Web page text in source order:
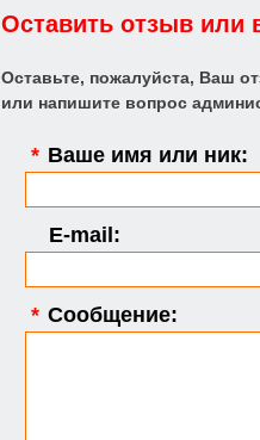
Оставить отзыв или
Оставьте, пожалуйста, Ваш
или напишите вопрос
* Ваше имя или ник:
E-mail:
* Сообщение: